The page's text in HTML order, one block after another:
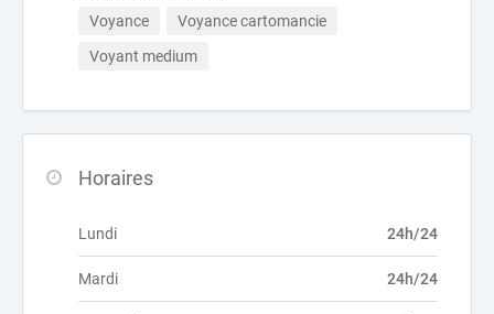
Voyance
Voyance cartomancie
Voyant medium
Horaires
Lundi 24h/24
Mardi 24h/24